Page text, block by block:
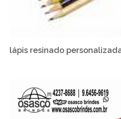
lápis resinado